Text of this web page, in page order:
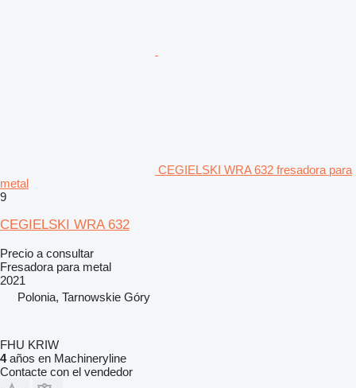
CEGIELSKI WRA 632 fresadora para
metal
9
CEGIELSKI WRA 632
Precio a consultar
Fresadora para metal
2021
Polonia, Tarnowskie Góry
FHU KRIW
4años en Machineryline
Contacte con el vendedor